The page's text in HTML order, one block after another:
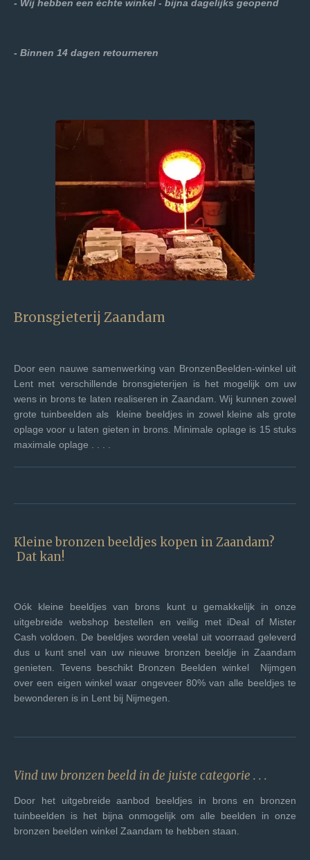
- Wij hebben een échte winkel - bijna dagelijks geopend
- Binnen 14 dagen retourneren
Bronsgieterij Zaandam
Door een nauwe samenwerking van BronzenBeelden-winkel uit
Lent met verschillende bronsgieterijen is het mogelijk om uw
wens in brons te laten realiseren in Zaandam. Wij kunnen zowel
grote tuinbeelden als kleine beeldjes in zowel kleine als grote
oplage voor u laten gieten in brons. Minimale oplage is 15 stuks
maximale oplage . . . .
Kleine bronzen beeldjes kopen in Zaandam?
Dat kan!
Oók kleine beeldjes van brons kunt u gemakkelijk in onze
uitgebreide webshop bestellen en veilig met iDeal of Mister
Cash voldoen. De beeldjes worden veelal uit voorraad geleverd
dus u kunt snel van uw nieuwe bronzen beeldje in Zaandam
genieten. Tevens beschikt Bronzen Beelden winkel Nijmgen
over een eigen winkel waar ongeveer 80% van alle beeldjes te
bewonderen is in Lent bij Nijmegen.
Vind uw bronzen beeld in de juiste categorie . . .
Door het uitgebreide aanbod beeldjes in brons en bronzen
tuinbeelden is het bijna onmogelijk om alle beelden in onze
bronzen beelden winkel Zaandam te hebben staan.